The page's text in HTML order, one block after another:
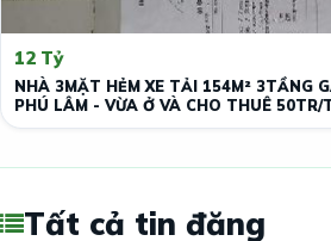
12 Tỷ
NHÀ 3MẶT HẺM XE TẢI 154M² 3TẦNG
PHÚ LÂM - VỪA Ở VÀ CHO THUÊ 50TR/
Tất cả tin đăng